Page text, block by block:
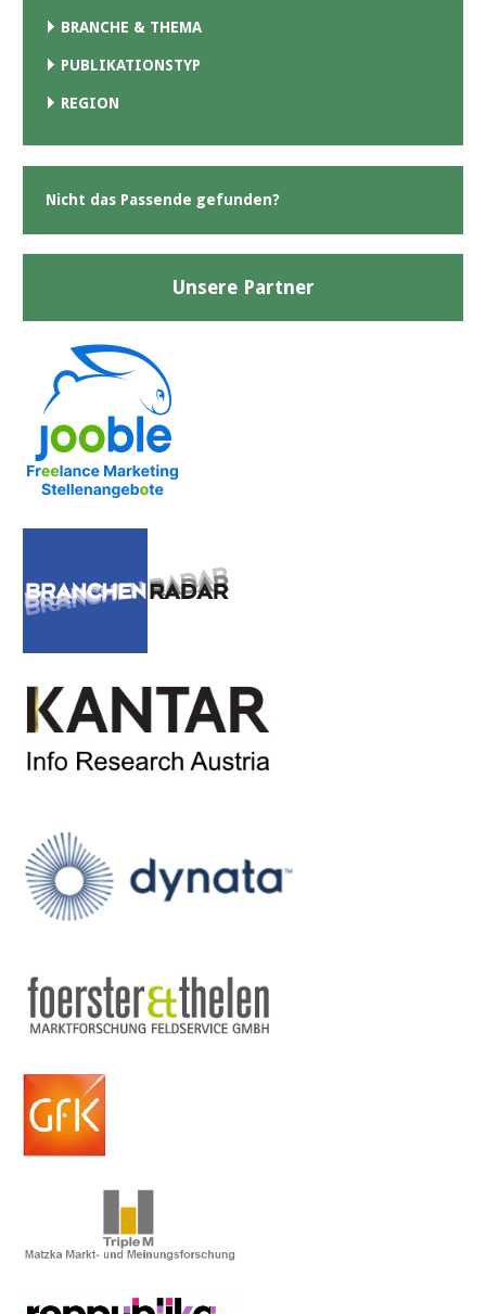
BRANCHE & THEMA
PUBLIKATIONSTYP
REGION
Nicht das Passende gefunden?
Unsere Partner